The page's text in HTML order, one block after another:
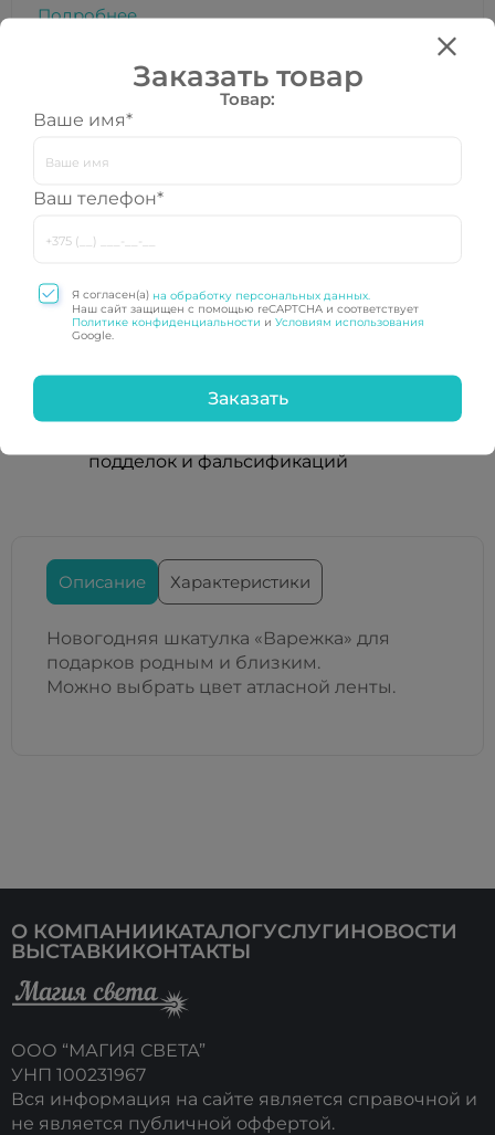
Подробнее
ЭКО-сувениры
Высокий уровень защиты
подделок и фальсификаций
Описание Характеристики
Новогодняя шкатулка «Варежка» для
подарков родным и близким.
Можно выбрать цвет атласной ленты.
О КОМПАНИИКАТАЛОГУСЛУГИНОВОСТИ
ВЫСТАВКИКОНТАКТЫ
ООО “МАГИЯ СВЕТА”
УНП 100231967
Вся информация на сайте является справочной и
не является публичной оффертой.
Заказать товар
Товар:
Ваше имя*
Ваш телефон*
Я согласен(а) на обработку персональных данных.
Наш сайт защищен с помощью reCAPTCHA и соответствует
Политике конфиденциальности и Условиям использования
Google.